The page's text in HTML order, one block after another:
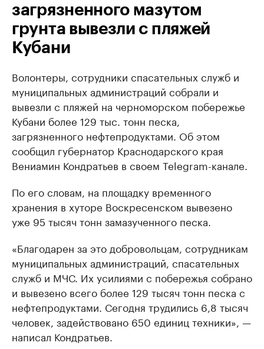
загрязненного мазутом
грунта вывезли с пляжей
Кубани
Волонтеры, сотрудники спасательных служб и
муниципальных администраций собрали и
вывезли с пляжей на черноморском побережье
Кубани более 129 тыс. тонн песка,
загрязненного нефтепродуктами. Об этом
сообщил губернатор Краснодарского края
Вениамин Кондратьев в своем Telegram-канале.
По его словам, на площадку временного
хранения в хуторе Воскресенском вывезено
уже 95 тысяч тонн замазученного песка.
«Благодарен за это добровольцам, сотрудникам
муниципальных администраций, спасательных
служб и МЧС. Их усилиями с побережья собрано
и вывезено всего более 129 тысяч тонн песка с
нефтепродуктами. Сегодня трудились 6,8 тысяч
человек, задействовано 650 единиц техники», —
написал Кондратьев.